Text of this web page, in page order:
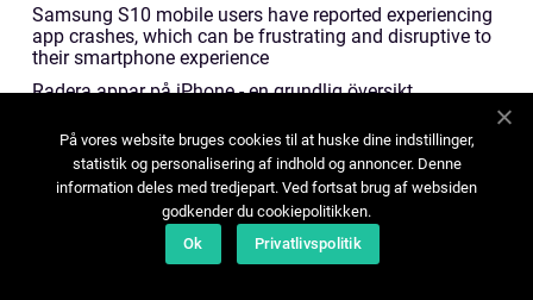
Samsung S10 mobile users have reported experiencing
app crashes, which can be frustrating and disruptive to
their smartphone experience
Radera appar på iPhone - en grundlig översikt
säkerhetsfunktioner
Problem med appar - en översikt
365 rita appar - En oöverträffad kreativ möjlighet för
Problem med Android-appar: En grundlig genomgång
På vores website bruges cookies til at huske dine indstillinger,
statistik og personalisering af indhold og annoncer. Denne
information deles med tredjepart. Ved fortsat brug af websiden
godkender du cookiepolitikken.
Ok
Privatlivspolitik